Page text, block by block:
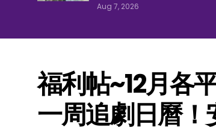
Aug 7, 2026
福利帖~12月各
一周追劇日曆！